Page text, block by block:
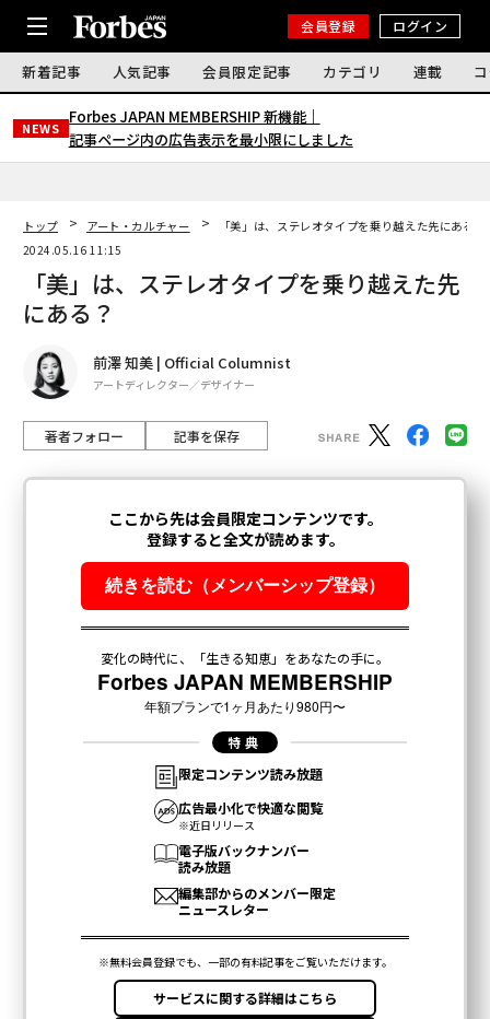
会員登録 ログイン
新着記事 人気記事 会員限定記事 カテゴリ 連載
NEWS
Forbes JAPAN MEMBERSHIP 新機能｜
記事ページ内の広告表示を最小限にしました
トップ アート・カルチャー
「美」は、ステレオタイプを乗り越えた先にある？
2024.05.16 11:15
「美」は、ステレオタイプを乗り越えた先
にある？
前澤 知美 | Official Columnist
アートディレクター／デザイナー
著者フォロー 記事を保存